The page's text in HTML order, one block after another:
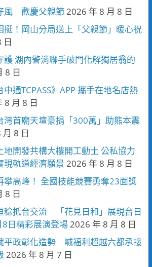
風 歡慶父親節2026 年 8 月 8 日
挺！岡山分局送上「父親節」暖心祝
日
護 湖內警消聯手破門化解獨居翁的
8 日
通TCPASS》APP 攜手在地名店熱
8 月 8 日
灣首廟天壇豪捐「300萬」助熊本震
8 日
地開發共構大樓開工動土 公私協力
現軌道經濟願景 2026 年 8 月 8 日
攀高峰！ 全國技能競賽勇奪23面獎
8 日
稔抵台交流 「花見日和」展現台日
日精彩展演登場2026 年 8 月 8 日
平政彰化造勢 喊福利超越六都承接
2026 年 8 月 7 日